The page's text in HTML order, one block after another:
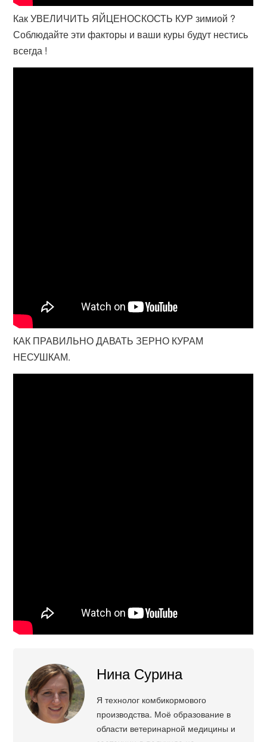
Как УВЕЛИЧИТЬ ЯЙЦЕНОСКОСТЬ КУР зимиой ?
Соблюдайте эти факторы и ваши куры будут нестись
всегда !
КАК ПРАВИЛЬНО ДАВАТЬ ЗЕРНО КУРАМ
НЕСУШКАМ.
Нина Сурина
Я технолог комбикормового
производства. Моё образование в
области ветеринарной медицины и